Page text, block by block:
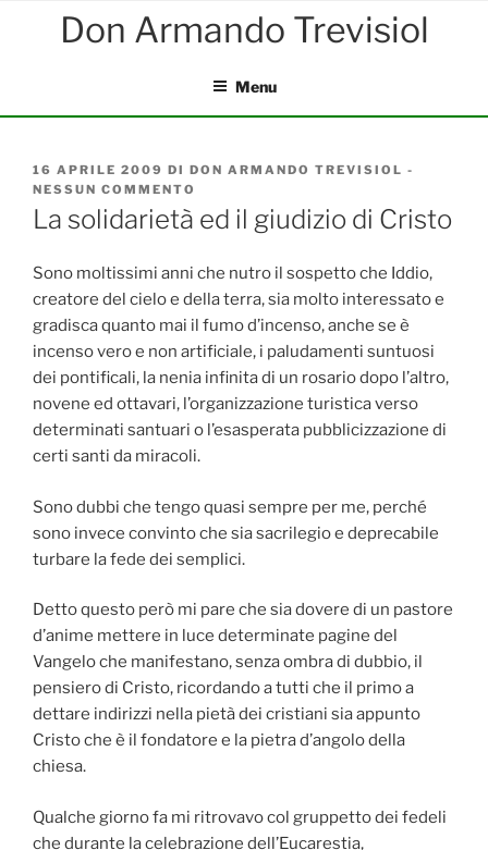
Menu
PUBBLICATO
IL
16 APRILE 2009 DI DON ARMANDO TREVISIOL -
NESSUN COMMENTO
SOLIDARIETÀ
IL
DI
CRISTO
La solidarietà ed il giudizio di Cristo
Sono moltissimi anni che nutro il sospetto che Iddio,
creatore del cielo e della terra, sia molto interessato e
gradisca quanto mai il fumo d’incenso, anche se è
incenso vero e non artificiale, i paludamenti suntuosi
dei pontificali, la nenia infinita di un rosario dopo l’altro,
novene ed ottavari, l’organizzazione turistica verso
determinati santuari o l’esasperata pubblicizzazione di
certi santi da miracoli.
Sono dubbi che tengo quasi sempre per me, perché
sono invece convinto che sia sacrilegio e deprecabile
turbare la fede dei semplici.
Detto questo però mi pare che sia dovere di un pastore
d’anime mettere in luce determinate pagine del
Vangelo che manifestano, senza ombra di dubbio, il
pensiero di Cristo, ricordando a tutti che il primo a
dettare indirizzi nella pietà dei cristiani sia appunto
Cristo che è il fondatore e la pietra d’angolo della
chiesa.
Qualche giorno fa mi ritrovavo col gruppetto dei fedeli
che durante la celebrazione dell’Eucarestia,